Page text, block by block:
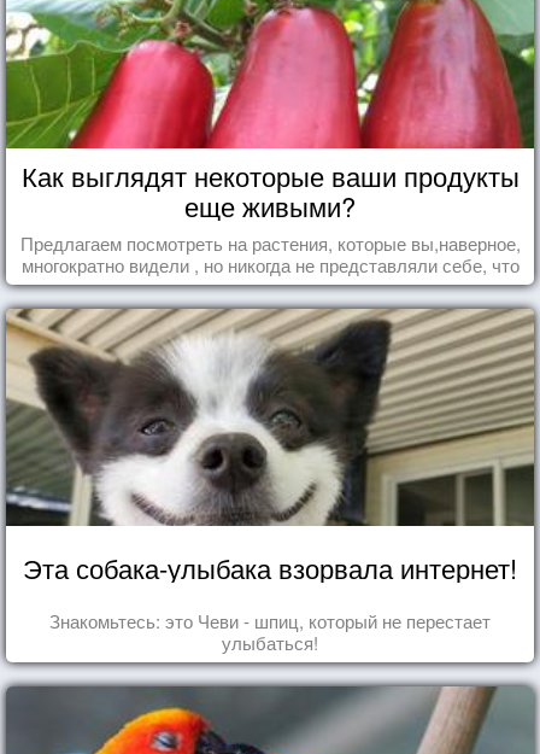
Как выглядят некоторые ваши продукты
еще живыми?
Предлагаем посмотреть на растения, которые вы,наверное,
многократно видели , но никогда не представляли себе, что
употребляете их в пищу.
Эта собака-улыбака взорвала интернет!
Знакомьтесь: это Чеви - шпиц, который не перестает
улыбаться!